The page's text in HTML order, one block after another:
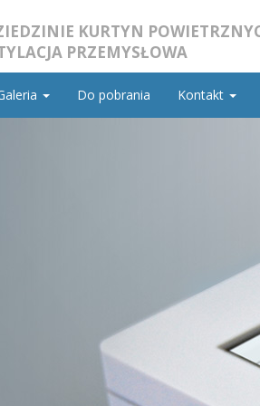
KURTYN
PRZEMYSŁOWA
Do pobrania Kontakt